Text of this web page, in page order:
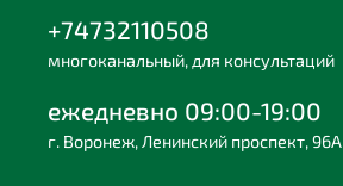
+74732110508
многоканальный, для консультаций
ежедневно 09:00-19:00
г. Воронеж, Ленинский проспект, 96А